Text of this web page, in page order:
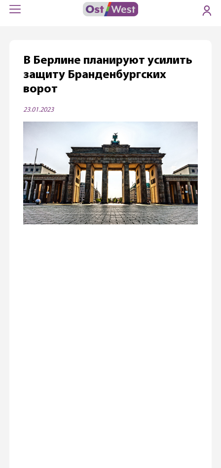
В Берлине планируют усилить
защиту Бранденбургских
ворот
23.01.2023